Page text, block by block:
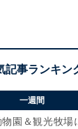
感もあり、
いアイテム
一週間
物園＆観光牧場